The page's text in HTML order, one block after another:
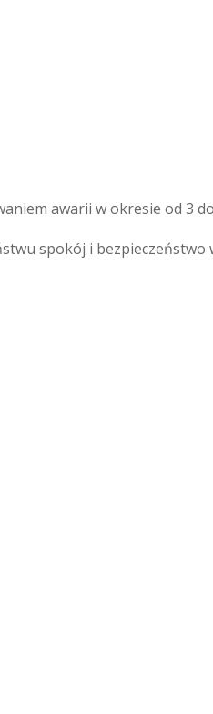
awarii w okresie od 3
spokój i